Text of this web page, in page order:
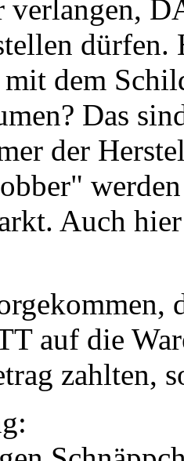
verlangen,
dürfen.
mit dem
Das
der
Auch
auf die
zahlten,